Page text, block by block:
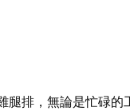
腿排，無論是忙碌